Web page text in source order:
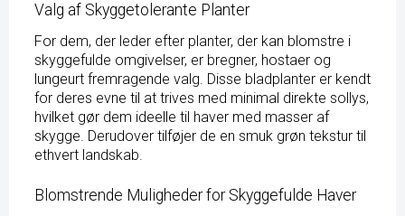
Valg af Skyggetolerante Planter
For dem, der leder efter planter, der kan blomstre i
skyggefulde omgivelser, er bregner, hostaer og
lungeurt fremragende valg. Disse bladplanter er kendt
for deres evne til at trives med minimal direkte sollys,
hvilket gør dem ideelle til haver med masser af
skygge. Derudover tilføjer de en smuk grøn tekstur til
ethvert landskab.
Blomstrende Muligheder for Skyggefulde Haver